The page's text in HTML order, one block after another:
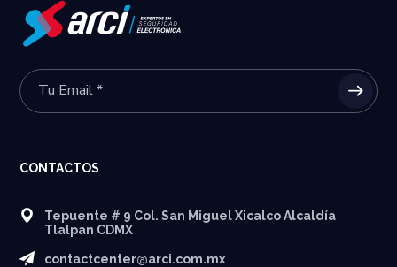
CONTACTOS
Tepuente # 9 Col. San Miguel Xicalco Alcaldía
Tlalpan CDMX
contactcenter@arci.com.mx